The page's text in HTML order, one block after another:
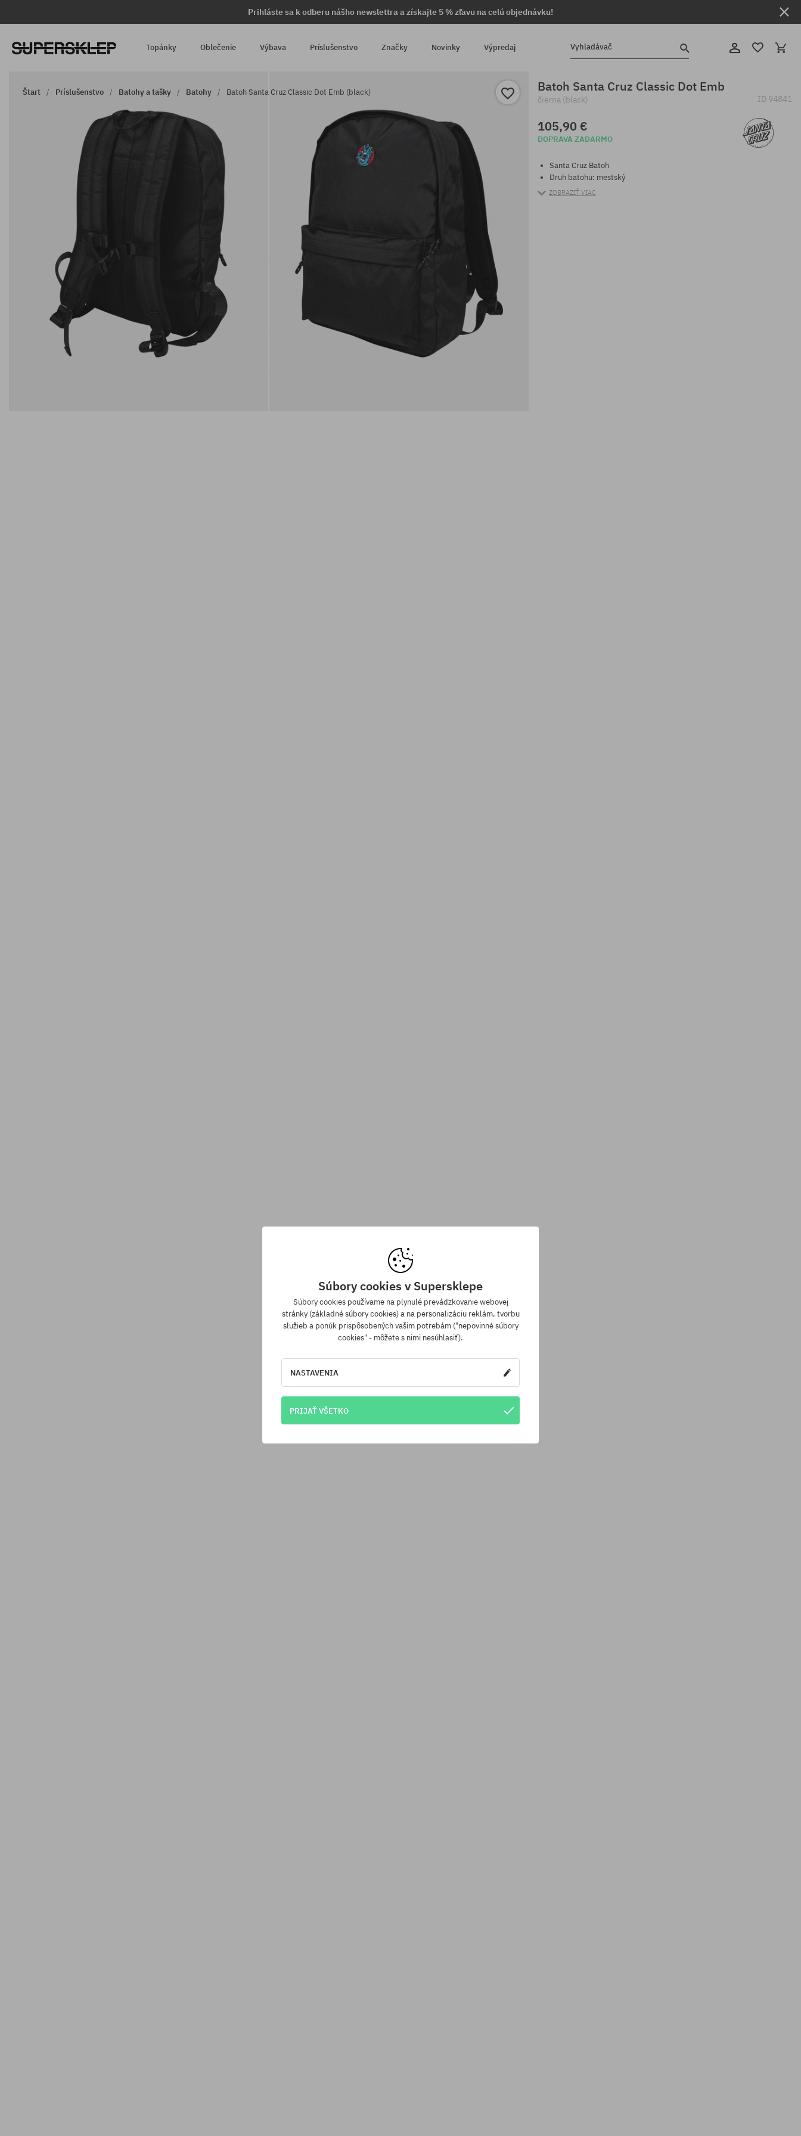
Prihláste sa k odberu nášho newslettra a získajte 5 % zľavu na celú objednávku!
Topánky Oblečenie Výbava Príslušenstvo Značky Novinky Výpredaj Vyhladávač
Štart Príslušenstvo Batohy a tašky Batohy Batoh Santa Cruz Classic Dot Emb (black) Batoh Santa Cruz Classic Dot Emb
čierna (black) ID 94841
105,90 €
DOPRAVA ZADARMO
Santa Cruz Batoh
Druh batohu: mestský
ZOBRAZIŤ VIAC
Súbory cookies v Supersklepe
Súbory cookies používame na plynulé prevádzkovanie webovej
stránky (základné súbory cookies) a na personalizáciu reklám, tvorbu
služieb a ponúk prispôsobených vašim potrebám ("nepovinné súbory
cookies" - môžete s nimi nesúhlasiť).
NASTAVENIA
PRIJAŤ VŠETKO